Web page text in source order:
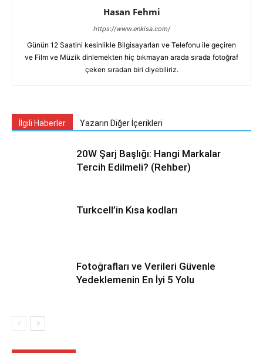
Hasan Fehmi
https://www.enkisa.com/
Günün 12 Saatini kesinlikle Bilgisayarları ve Telefonu ile geçiren
ve Film ve Müzik dinlemekten hiç bıkmayan arada sırada fotoğraf
çeken sıradan biri diyebiliriz.
İlgili Haberler Yazarın Diğer İçerikleri
20W Şarj Başlığı: Hangi Markalar
Tercih Edilmeli? (Rehber)
Turkcell’in Kısa kodları
Fotoğrafları ve Verileri Güvenle
Yedeklemenin En İyi 5 Yolu